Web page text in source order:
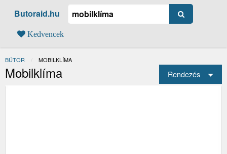
Butoraid.hu
Kedvencek
BÚTOR JELENLEGI:
MOBILKLÍMA
Mobilklíma Rendezés